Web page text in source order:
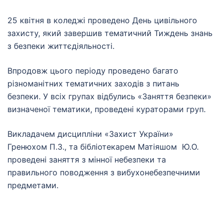
25 квітня в коледжі проведено День цивільного
захисту, який завершив тематичний Тиждень знань
з безпеки життєдіяльності.
Впродовж цього періоду проведено багато
різноманітних тематичних заходів з питань
безпеки. У всіх групах відбулись «Заняття безпеки»
визначеної тематики, проведені кураторами груп.
Викладачем дисципліни «Захист України»
Гренюхом П.З., та бібліотекарем Матіяшом Ю.О.
проведені заняття з мінної небезпеки та
правильного поводження з вибухонебезпечними
предметами.